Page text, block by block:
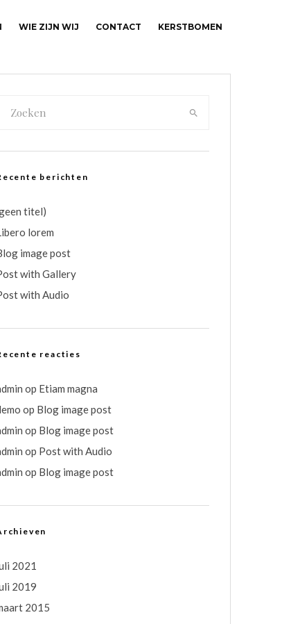
WIE ZIJN WIJ CONTACT KERSTBOMEN
berichten
titel)
lorem
image post
with Gallery
with Audio
reacties
op Etiam magna
op Blog image post
op Blog image post
op Post with Audio
op Blog image post
2021
2019
2015